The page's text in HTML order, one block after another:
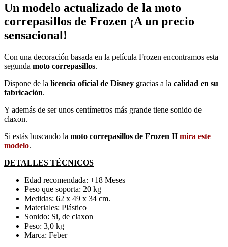
Un modelo actualizado de la moto
correpasillos de Frozen ¡A un precio
sensacional!
Con una decoración basada en la película Frozen encontramos esta
segunda moto correpasillos.
Dispone de la licencia oficial de Disney gracias a la calidad en su
fabricación.
Y además de ser unos centímetros más grande tiene sonido de
claxon.
Si estás buscando la moto correpasillos de Frozen II mira este
modelo.
DETALLES TÉCNICOS
Edad recomendada: +18 Meses
Peso que soporta: 20 kg
Medidas: 62 x 49 x 34 cm.
Materiales: Plástico
Sonido: Si, de claxon
Peso: 3,0 kg
Marca: Feber